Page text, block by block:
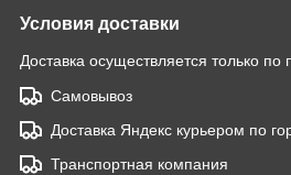
Условия доставки
Доставка осуществляется только по
Самовывоз
Доставка Яндекс курьером по
Транспортная компания